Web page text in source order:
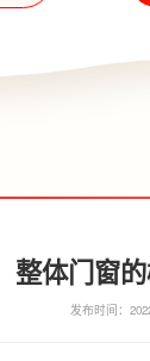
整体门窗
发布时间：